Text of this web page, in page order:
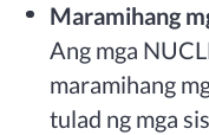
Maramihang
Ang mga
maramihang
tulad ng mga